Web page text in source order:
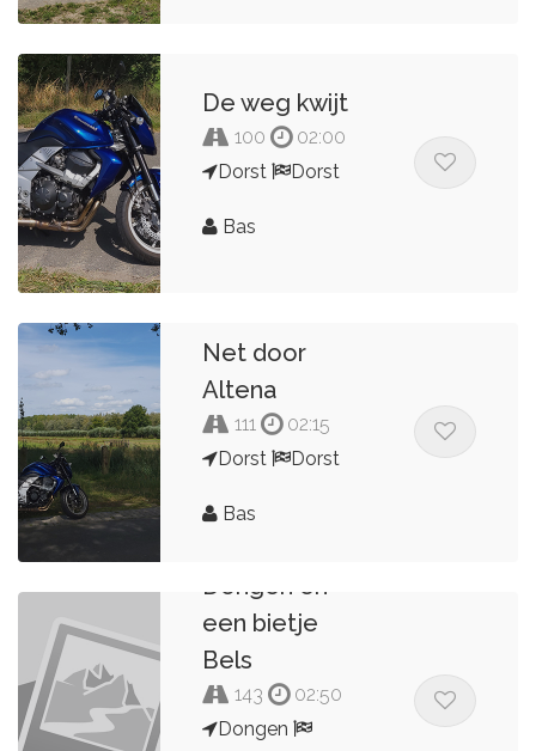
De weg kwijt
100
02:00
Dorst
Dorst
Bas
Net door
Altena
111
02:15
Dorst
Dorst
Bas
Dongen en
een bietje
Bels
143
02:50
Dongen